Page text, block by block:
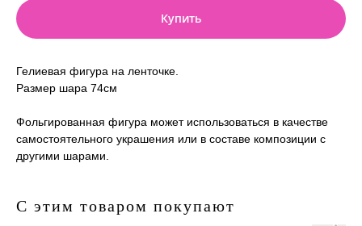
Купить
Гелиевая фигура на ленточке.
Размер шара 74см
Фольгированная фигура может использоваться в качестве
самостоятельного украшения или в составе композиции с
другими шарами.
С этим товаром покупают